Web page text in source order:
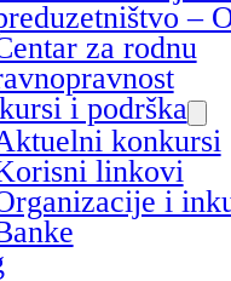
–
za rodnu
i podrška
konkursi
linkovi
i